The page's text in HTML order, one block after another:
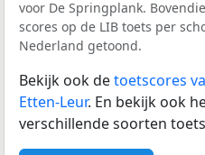
voor De Springplank.
scores op de LIB toets per
Nederland getoond.
Bekijk ook detoetscores
Etten-Leur. En bekijk ook
verschillende soorten